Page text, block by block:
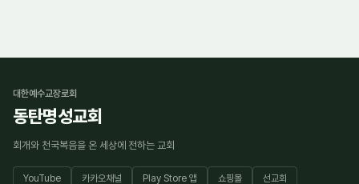
대한예수교장로회
동탄명성교회
회개와 천국복음을 온 세상에 전하는 교회
YouTube 카카오채널 Play Store 앱 쇼핑몰 선교회